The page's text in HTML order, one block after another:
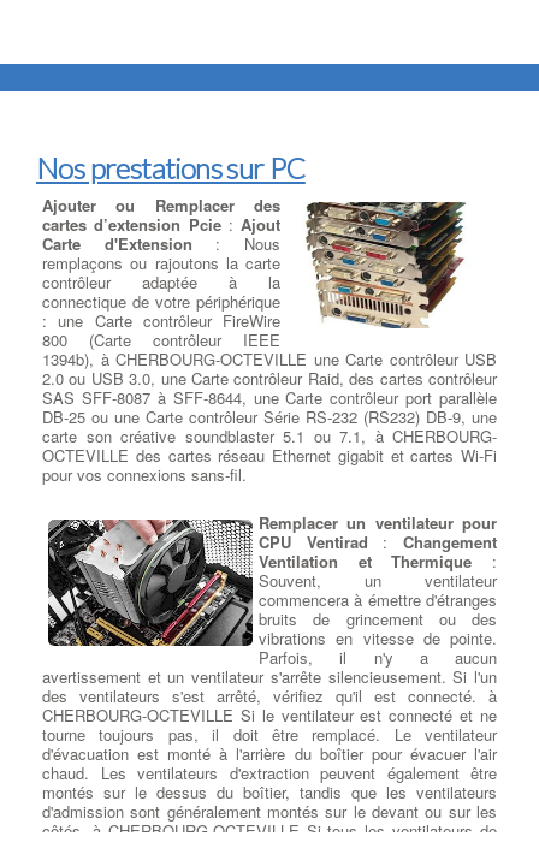
Nos prestations sur PC
Ajouter ou Remplacer des
cartes d’extension Pcie: Ajout
Carte d'Extension : Nous
remplaçons ou rajoutons la carte
contrôleur adaptée à la
connectique de votre périphérique
: une Carte contrôleur FireWire
800 (Carte contrôleur IEEE
1394b), à CHERBOURG-OCTEVILLE une Carte contrôleur USB
2.0 ou USB 3.0, une Carte contrôleur Raid, des cartes contrôleur
SAS SFF-8087 à SFF-8644, une Carte contrôleur port parallèle
DB-25 ou une Carte contrôleur Série RS-232 (RS232) DB-9, une
carte son créative soundblaster 5.1 ou 7.1, à CHERBOURG-
OCTEVILLE des cartes réseau Ethernet gigabit et cartes Wi-Fi
pour vos connexions sans-fil.
Remplacer un ventilateur pour
CPU Ventirad :Changement
Ventilation et Thermique :
Souvent, un ventilateur
commencera à émettre d'étranges
bruits de grincement ou des
vibrations en vitesse de pointe.
Parfois, il n'y a aucun
avertissement et un ventilateur s'arrête silencieusement. Si l'un
des ventilateurs s'est arrêté, vérifiez qu'il est connecté. à
CHERBOURG-OCTEVILLE Si le ventilateur est connecté et ne
tourne toujours pas, il doit être remplacé. Le ventilateur
d'évacuation est monté à l'arrière du boîtier pour évacuer l'air
chaud. Les ventilateurs d'extraction peuvent également être
montés sur le dessus du boîtier, tandis que les ventilateurs
d'admission sont généralement montés sur le devant ou sur les
côtés. à CHERBOURG-OCTEVILLE Si tous les ventilateurs de